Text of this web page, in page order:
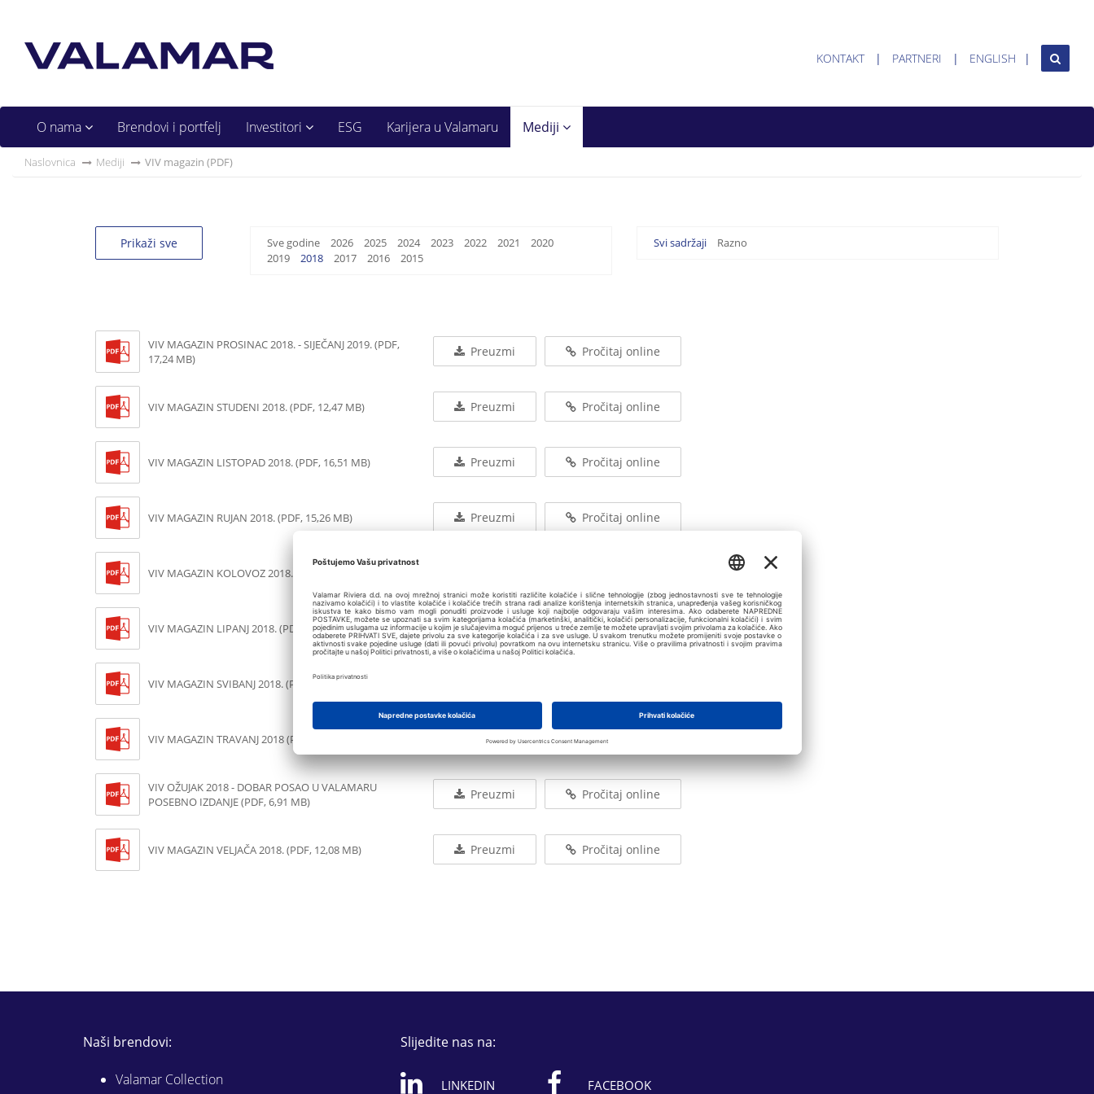
KONTAKT PARTNERI ENGLISH
O nama Brendovi i portfelj Investitori ESG Karijera u Valamaru Mediji
Naslovnica Mediji VIV magazin (PDF)
Prikaži sve Sve godine 2026 2025 2024 2023 2022 2021
2020
2019
2018 2017 2016 2015
Svi sadržaji Razno
VIV MAGAZIN PROSINAC 2018. - SIJEČANJ 2019. (PDF,
17,24 MB)
Preuzmi Pročitaj online
VIV MAGAZIN STUDENI 2018. (PDF, 12,47 MB) Preuzmi Pročitaj online
VIV MAGAZIN LISTOPAD 2018. (PDF, 16,51 MB) Preuzmi Pročitaj online
VIV MAGAZIN RUJAN 2018. (PDF, 15,26 MB) Preuzmi Pročitaj online
VIV MAGAZIN KOLOVOZ 2018. (PDF, 13,73 MB)
VIV MAGAZIN LIPANJ 2018. (PDF, 10,81 MB) Preuzmi Pročitaj online
VIV MAGAZIN SVIBANJ 2018. (PDF, 10,65 MB)
VIV MAGAZIN TRAVANJ 2018 (PDF, 16,54 MB) Preuzmi Pročitaj online
VIV OŽUJAK 2018 - DOBAR POSAO U VALAMARU
POSEBNO IZDANJE (PDF, 6,91 MB)
Preuzmi Pročitaj online
VIV MAGAZIN VELJAČA 2018. (PDF, 12,08 MB) Preuzmi Pročitaj online
Naši brendovi:
Valamar Collection
Slijedite nas na:
LINKEDIN FACEBOOK